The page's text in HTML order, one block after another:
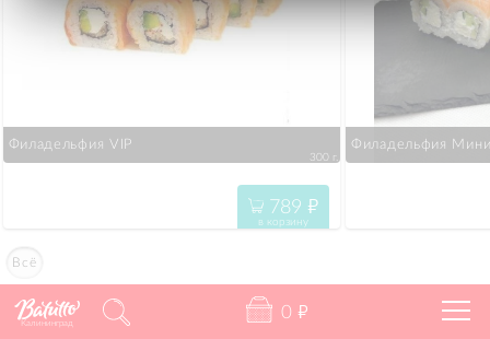
Всё
Филадельфия VIP
300 г.
789 "
в корзину
Филадельфия
Калининград
0 "